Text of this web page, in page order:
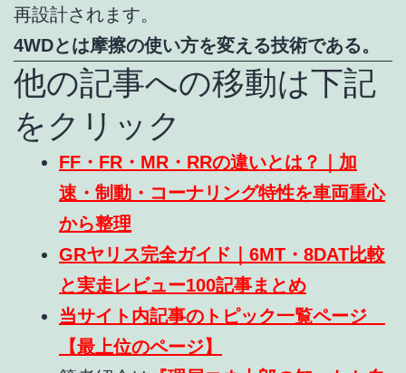
再設計されます。
4WDとは摩擦の使い方を変える技術である。
他の記事への移動は下記
をクリック
FF・FR・MR・RRの違いとは？｜加
速・制動・コーナリング特性を車両重心
から整理
GRヤリス完全ガイド｜6MT・8DAT比較
と実走レビュー100記事まとめ
当サイト内記事のトピック一覧ページ
【最上位のページ】